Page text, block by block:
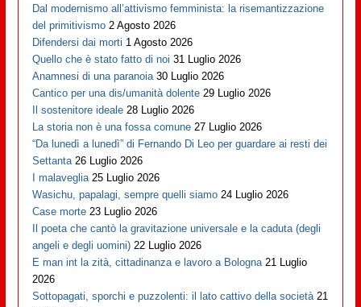
Dal modernismo all’attivismo femminista: la risemantizzazione
del primitivismo 2 Agosto 2026
Difendersi dai morti 1 Agosto 2026
Quello che è stato fatto di noi 31 Luglio 2026
Anamnesi di una paranoia 30 Luglio 2026
Cantico per una dis/umanità dolente 29 Luglio 2026
Il sostenitore ideale 28 Luglio 2026
La storia non è una fossa comune 27 Luglio 2026
“Da lunedì a lunedì” di Fernando Di Leo per guardare ai resti dei
Settanta 26 Luglio 2026
I malaveglia 25 Luglio 2026
Wasichu, papalagi, sempre quelli siamo 24 Luglio 2026
Case morte 23 Luglio 2026
Il poeta che cantò la gravitazione universale e la caduta (degli
angeli e degli uomini) 22 Luglio 2026
E man int la zità, cittadinanza e lavoro a Bologna 21 Luglio
2026
Sottopagati, sporchi e puzzolenti: il lato cattivo della società 21